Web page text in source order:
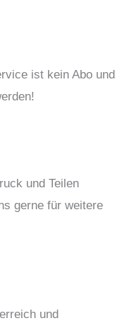
ist kein Abo und
und Teilen
gerne für weitere
und